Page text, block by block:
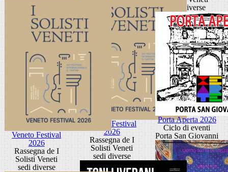
sedi diverse
Veneto Festival
2026
Rassegna de I
Solisti Veneti
sedi diverse
Veneto Festival
2026
Rassegna de I
Solisti Veneti
sedi diverse
Porta Aperta 2026
Ciclo di eventi
Porta San Giovanni